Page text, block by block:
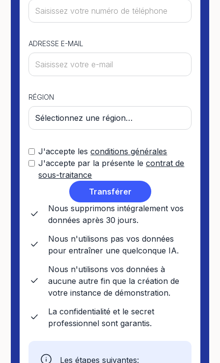
ADRESSE E-MAIL
RÉGION
J'accepte lesconditions générales
J'accepte par la présente lecontrat de
sous-traitance
Nous supprimons intégralement vos
données après 30 jours.
Nous n'utilisons pas vos données
pour entraîner une quelconque IA.
Nous n'utilisons vos données à
aucune autre fin que la création de
votre instance de démonstration.
La confidentialité et le secret
professionnel sont garantis.
Les étapes suivantes: